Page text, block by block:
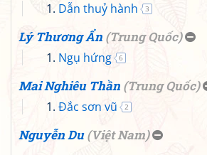
Dẫn thuỷ hành 3
Lý Thương Ẩn (Trung Quốc)
Ngụ hứng 6
Mai Nghiêu Thần (Trung Quốc)
Đắc sơn vũ 2
Nguyễn Du (Việt Nam)